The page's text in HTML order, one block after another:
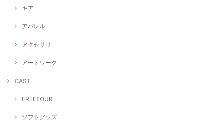
ギア
アパレル
アクセサリ
アートワーク
CAST
FREETOUR
ソフトグッズ